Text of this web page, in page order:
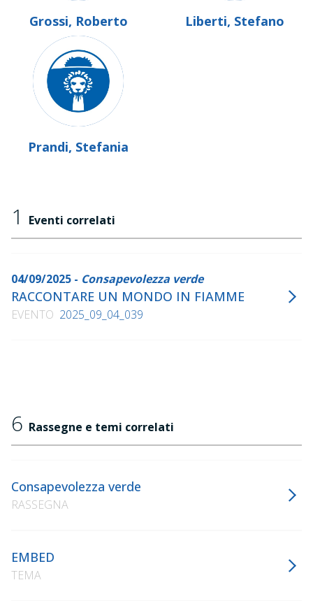
Grossi, Roberto Liberti, Stefano
Prandi, Stefania
1 Eventi correlati
04/09/2025 - Consapevolezza verde
RACCONTARE UN MONDO IN FIAMME
EVENTO 2025_09_04_039
6 Rassegne e temi correlati
Consapevolezza verde
RASSEGNA
EMBED
TEMA